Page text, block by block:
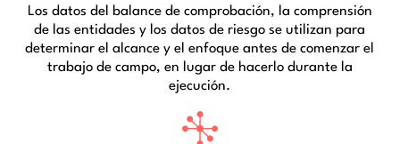
Los datos del balance de comprobación, la comprensión
de las entidades y los datos de riesgo se utilizan para
determinar el alcance y el enfoque antes de comenzar el
trabajo de campo, en lugar de hacerlo durante la
ejecución.